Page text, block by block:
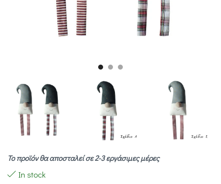
Το προϊόν θα αποσταλεί σε 2-3 εργάσιμες μέρες
In stock